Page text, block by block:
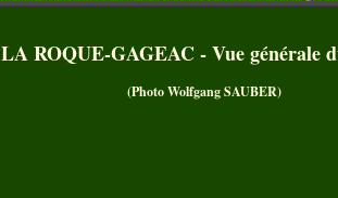
LA ROQUE-GAGEAC - Vue générale
(Photo Wolfgang SAUBER)